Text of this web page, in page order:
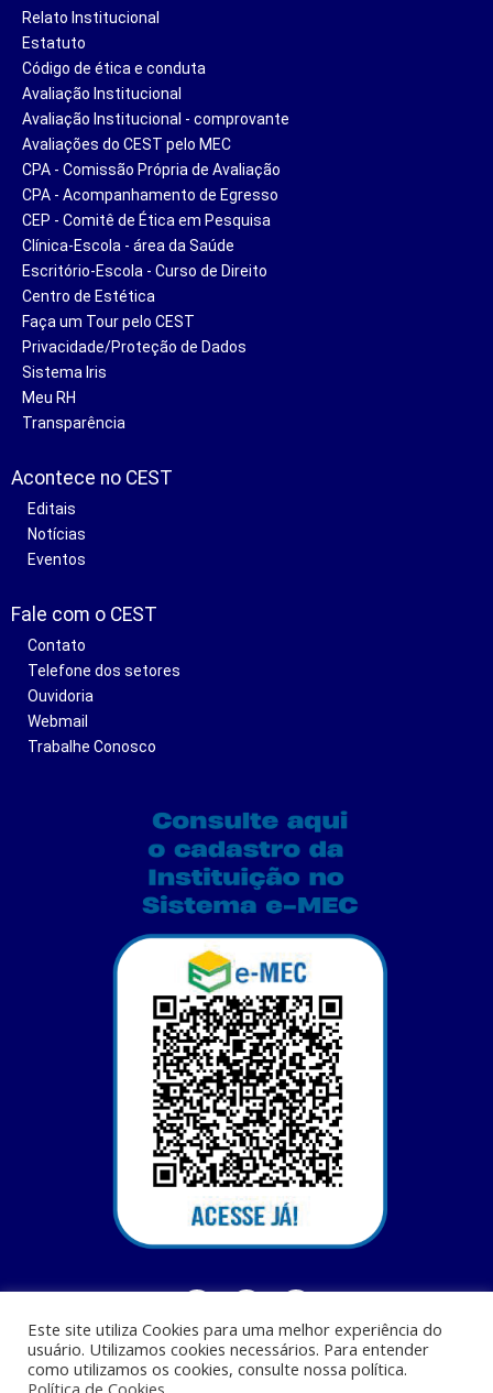
Relato Institucional
Estatuto
Código de ética e conduta
Avaliação Institucional
Avaliação Institucional - comprovante
Avaliações do CEST pelo MEC
CPA - Comissão Própria de Avaliação
CPA - Acompanhamento de Egresso
CEP - Comitê de Ética em Pesquisa
Clínica-Escola - área da Saúde
Escritório-Escola - Curso de Direito
Centro de Estética
Faça um Tour pelo CEST
Privacidade/Proteção de Dados
Sistema Iris
Meu RH
Transparência
Acontece no CEST
Editais
Notícias
Eventos
Fale com o CEST
Contato
Telefone dos setores
Ouvidoria
Webmail
Trabalhe Conosco
Este site utiliza Cookies para uma melhor experiência do
usuário. Utilizamos cookies necessários. Para entender
como utilizamos os cookies, consulte nossa política.
Política de Cookies